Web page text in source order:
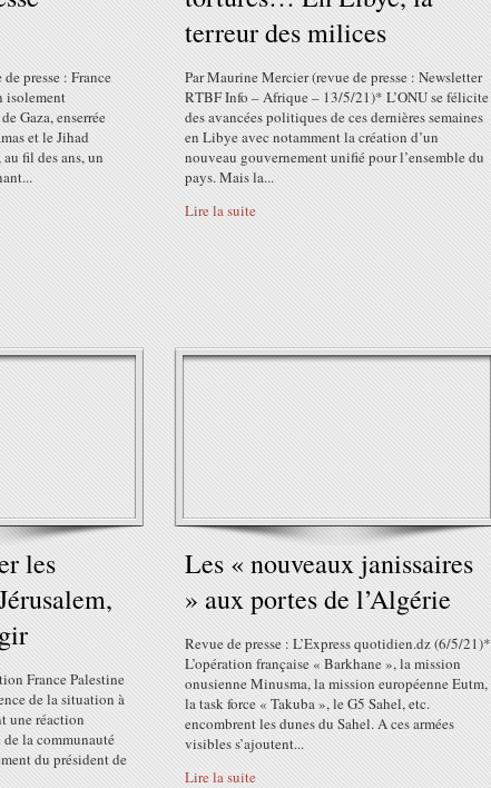
presse : France
isolement
Gaza, enserrée
et le Jihad
fil des ans, un
terreur des milices
Par Maurine Mercier (revue de presse : Newsletter
RTBF Info – Afrique – 13/5/21)* L’ONU se félicite
des avancées politiques de ces dernières semaines
en Libye avec notamment la création d’un
nouveau gouvernement unifié pour l’ensemble du
pays. Mais la...
Lire la suite
les
France Palestine
de la situation à
une réaction
la communauté
du président de
Les « nouveaux janissaires
» aux portes de l’Algérie
Revue de presse : L’Express quotidien.dz (6/5/21)*
L’opération française « Barkhane », la mission
onusienne Minusma, la mission européenne Eutm,
la task force « Takuba », le G5 Sahel, etc.
encombrent les dunes du Sahel. A ces armées
visibles s’ajoutent...
Lire la suite